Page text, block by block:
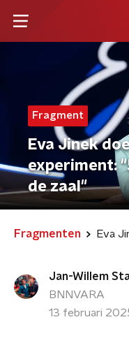
Fragment
Eva Jinek
experiment:
de zaal"
Fragmenten
Jan-Willem
BNNVARA
13 februari